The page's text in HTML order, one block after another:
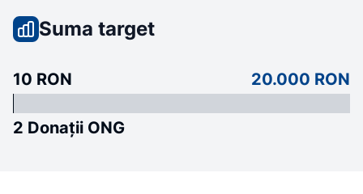
Suma target
10 RON 20.000 RON
2 Donații ONG